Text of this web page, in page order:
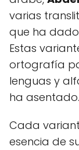
varias
que ha
Estas
ortografía
lenguas y
ha asentado.
Cada
esencia de